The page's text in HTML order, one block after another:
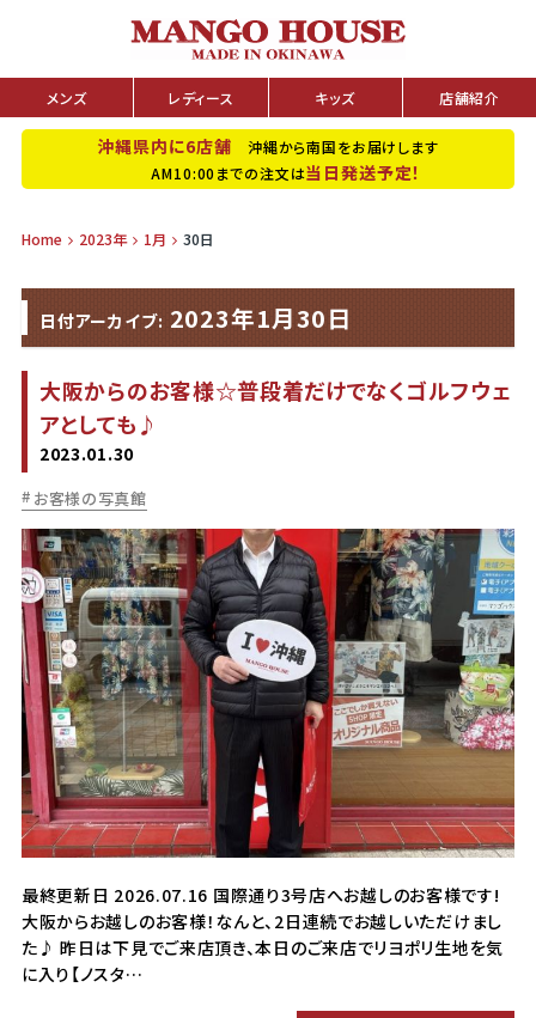
メンズ レディース キッズ 店舗紹介
沖縄県内に6店舗 沖縄から南国をお届けします
AM10:00までの注文は当日発送予定！
Home 2023年 1月 30日
日付アーカイブ: 2023年1月30日
大阪からのお客様☆普段着だけでなくゴルフウェ
アとしても♪
2023.01.30
お客様の写真館
最終更新日 2026.07.16 国際通り3号店へお越しのお客様です!
大阪からお越しのお客様！なんと、2日連続でお越しいただけまし
た♪ 昨日は下見でご来店頂き、本日のご来店でリヨポリ生地を気
に入り【ノスタ…